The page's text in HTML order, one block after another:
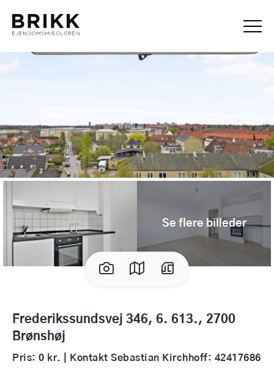
Se flere billeder
Frederikssundsvej 346, 6. 613., 2700
Brønshøj
Pris: 0 kr. | Kontakt Sebastian Kirchhoff: 42417686